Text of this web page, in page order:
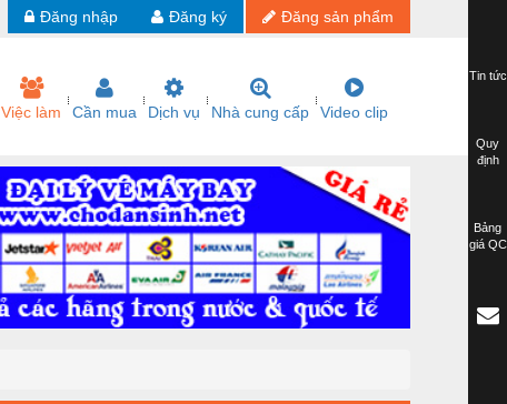
Đăng sản phẩm
Đăng ký
Đăng nhập
Việc làm Cần mua Dịch vụ Nhà cung cấp Video clip
Tin tức
Quy
định
Bảng
giá QC